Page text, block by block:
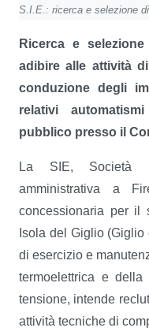
S.I.E.: ricerca e selezione
Ricerca e
adibire alle attività di
conduzione degli
relativi
pubblico presso il
La SIE, Società
amministrativa a
concessionaria per il
Isola del Giglio
di esercizio e
termoelettrica e
tensione, intende
attività tecniche di